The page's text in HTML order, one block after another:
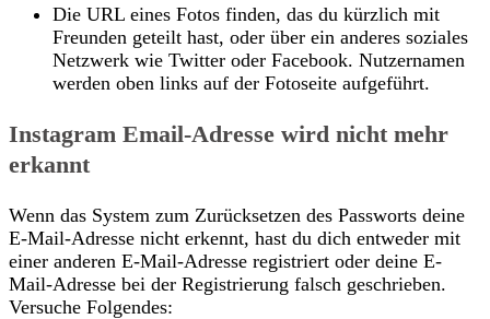
Die URL eines Fotos finden, das du kürzlich mit
Freunden geteilt hast, oder über ein anderes soziales
Netzwerk wie Twitter oder Facebook. Nutzernamen
werden oben links auf der Fotoseite aufgeführt.
Instagram Email-Adresse wird nicht mehr
erkannt
Wenn das System zum Zurücksetzen des Passworts deine
E-Mail-Adresse nicht erkennt, hast du dich entweder mit
einer anderen E-Mail-Adresse registriert oder deine E-
Mail-Adresse bei der Registrierung falsch geschrieben.
Versuche Folgendes: